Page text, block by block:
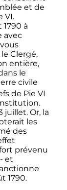
et de
VI.
à
avec
Clergé,
entière,
le
civile
de Pie VI
juillet. Or, la
les
des
prévenu
et
1790.